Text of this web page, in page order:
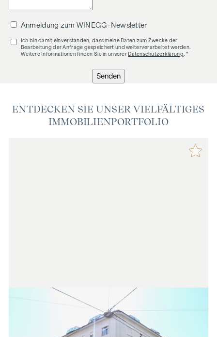
Anmeldung zum WINEGG-Newsletter
Ich bin damit einverstanden, dass meine Daten zum Zwecke der
Bearbeitung der Anfrage gespeichert und weiterverarbeitet werden.
Weitere Informationen finden Sie in unserer Datenschutzerklärung . *
Senden
ENTDECKEN SIE UNSER VIELFÄLTIGES
IMMOBILIENPORTFOLIO